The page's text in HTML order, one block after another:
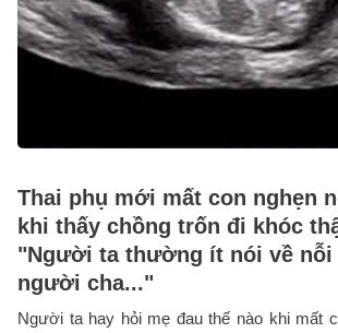
Thai phụ mới mất con nghẹn
khi thấy chồng trốn đi khóc
"Người ta thường ít nói về nỗi
người cha..."
Người ta hay hỏi mẹ đau thế nào khi mất